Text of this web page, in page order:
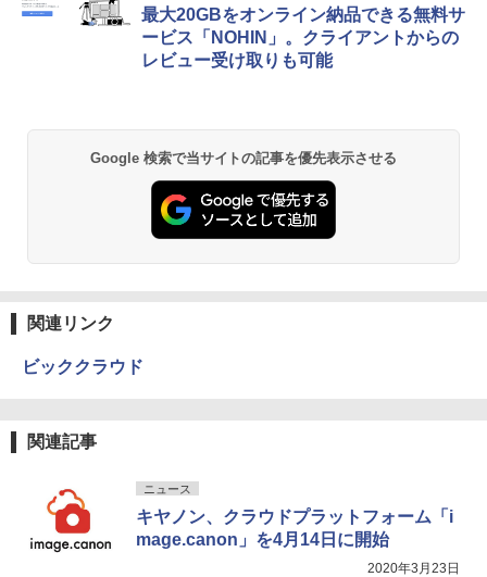
最大20GBをオンライン納品できる無料サ
ービス「NOHIN」。クライアントからの
レビュー受け取りも可能
Google 検索で当サイトの記事を優先表示させる
関連リンク
ビッククラウド
関連記事
ニュース
キヤノン、クラウドプラットフォーム「i
mage.canon」を4月14日に開始
2020年3月23日